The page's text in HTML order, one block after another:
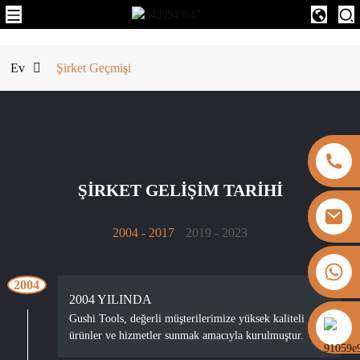
https://vk.com/id855439469
Ev Şirket Geçmişi
ŞIRKET GELIŞIM TARIHI
2004 - 2017 2019 - 2023
2004
2004 YILINDA
Gushi Tools, değerli müşterilerimize yüksek kaliteli
ürünler ve hizmetler sunmak amacıyla kurulmuştur.
2019
2019'DA
Müşteri memnuniyetine ve ürün mükemmelliğine olan
bağlılığımız, ürünlerimize olan talebin artmasına yol